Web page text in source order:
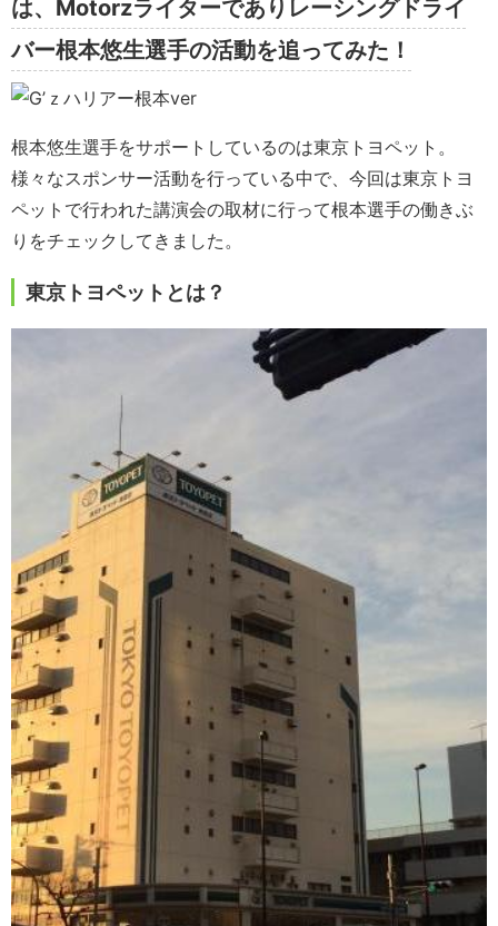
は、Motorzライターでありレーシングドライ
バー根本悠生選手の活動を追ってみた！
根本悠生選手をサポートしているのは東京トヨペット。
様々なスポンサー活動を行っている中で、今回は東京トヨ
ペットで行われた講演会の取材に行って根本選手の働きぶ
りをチェックしてきました。
東京トヨペットとは？